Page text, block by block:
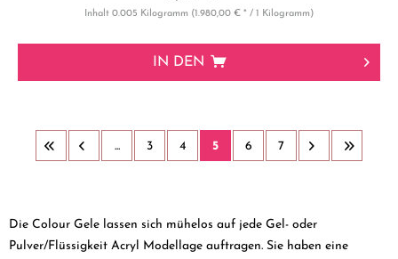
Inhalt0.005 Kilogramm (1.980,00 € * / 1 Kilogramm)
IN DEN
... 3 4 5 6 7
Die Colour Gele lassen sich mühelos auf jede Gel- oder
Pulver/Flüssigkeit Acryl Modellage auftragen. Sie haben eine